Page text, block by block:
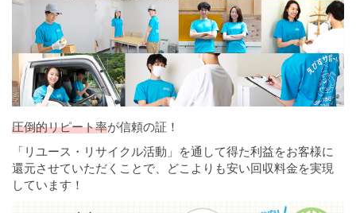
圧倒的リピート率が信頼の証！
「リユース・リサイクル活動」を通して得た利益をお客様に
還元させていただくことで、どこよりも安い回収料金を実現
しています！